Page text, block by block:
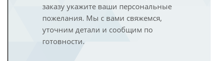
заказу укажите ваши персональные
пожелания. Мы с вами свяжемся,
уточним детали и сообщим по
готовности.